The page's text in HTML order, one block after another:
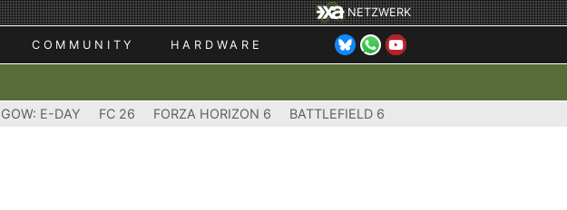
NETZWERK
COMMUNITY HARDWARE
GOW: E-DAY FC 26 FORZA HORIZON 6 BATTLEFIELD 6